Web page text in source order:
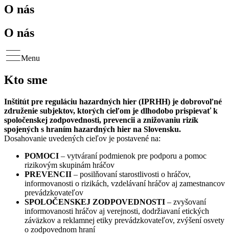
O nás
O nás
Menu
Kto sme
Inštitút pre reguláciu hazardných hier (IPRHH) je dobrovoľné
združenie subjektov, ktorých cieľom je dlhodobo prispievať k
spoločenskej zodpovednosti, prevencii a znižovaniu rizík
spojených s hraním hazardných hier na Slovensku.
Dosahovanie uvedených cieľov je postavené na:
POMOCI – vytváraní podmienok pre podporu a pomoc
rizikovým skupinám hráčov
PREVENCII – posilňovaní starostlivosti o hráčov,
informovanosti o rizikách, vzdelávaní hráčov aj zamestnancov
prevádzkovateľov
SPOLOČENSKEJ ZODPOVEDNOSTI – zvyšovaní
informovanosti hráčov aj verejnosti, dodržiavaní etických
záväzkov a reklamnej etiky prevádzkovateľov, zvýšení osvety
o zodpovednom hraní